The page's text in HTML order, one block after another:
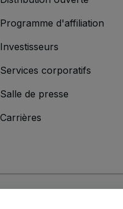
Programme d'affiliation
Investisseurs
Services corporatifs
Salle de presse
Carrières